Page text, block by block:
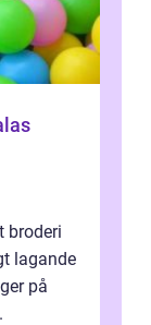
broderi
lagande
på